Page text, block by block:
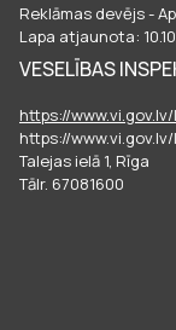
Reklāmas devējs -
Lapa atjaunota:
VESELĪBAS
https://
https://
Talejas ielā 1, Rīga
Tālr. 67081600